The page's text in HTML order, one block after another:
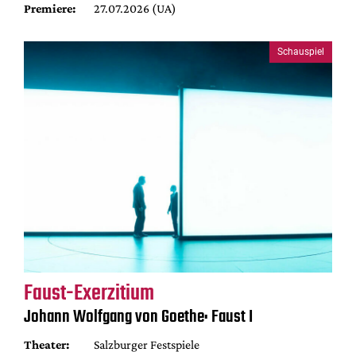
Premiere:
27.07.2026 (UA)
Schauspiel
Faust-Exerzitium
Johann Wolfgang von Goethe: Faust I
Theater:
Salzburger Festspiele